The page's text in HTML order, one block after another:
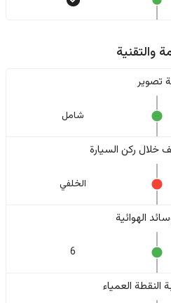
والتقنية
تصوير
شامل
ركن السيارة
الخلفي
الهوائية
6
النقطة العمياء